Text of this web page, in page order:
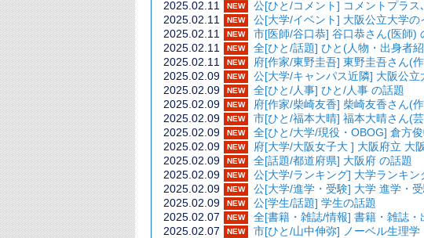
2025.02.11
NEW
公[ひと/コメント] コメン
2025.02.11
NEW
公[大学/イベント] 大阪公立
2025.02.11
NEW
市[医師/谷口恭] 谷口
2025.02.11
NEW
全[ひと/話題] ひと(人物
2025.02.11
NEW
府[作家/東野圭吾] 東野
2025.02.09
NEW
公[大学/キャンパス近隣]
2025.02.09
NEW
全[ひと/人事] ひ
2025.02.09
NEW
府[作家/柴崎友香] 柴崎
2025.02.09
NEW
市[ひと/福本大晴] 福本
2025.02.09
NEW
全[ひと/大学/現役・
2025.02.09
NEW
府[大学/大阪女子大 ] 大
2025.02.09
NEW
全[話題/都道府県]
2025.02.09
NEW
公[大学/ランキング] 大
2025.02.09
NEW
公[大学/進学・受験] 大
2025.02.09
NEW
公[学生/話題] 学
2025.02.07
NEW
全[書籍・雑誌/情報] 書
2025.02.07
NEW
市[ひと/山中伸弥] ノーベル生